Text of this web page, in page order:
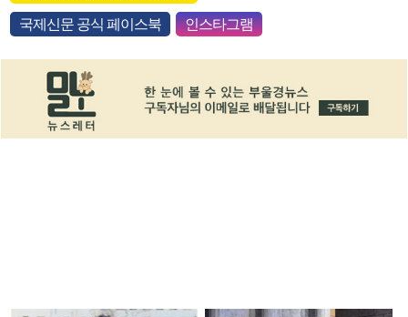
국제신문 공식 페이스북 인스타그램